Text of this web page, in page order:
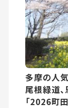
多摩の人
尾根緑道
「2026町